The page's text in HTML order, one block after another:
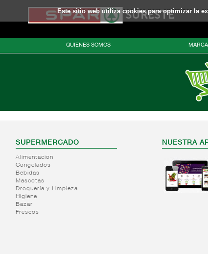
Este sitio web utiliza cookies para optimizar la
QUIENES SOMOS
SUPERMERCADO
Alimentacion
Congelados
Bebidas
Mascotas
Droguería y Limpieza
Higiene
Bazar
Frescos
NUESTRA